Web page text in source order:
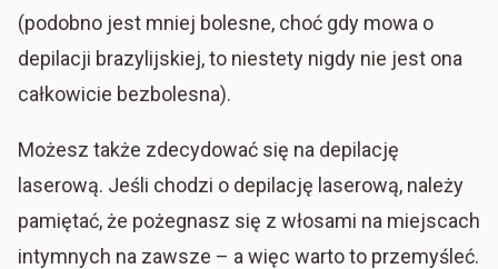
(podobno jest mniej bolesne, choć gdy mowa o
depilacji brazylijskiej, to niestety nigdy nie jest ona
całkowicie bezbolesna).
Możesz także zdecydować się na depilację
laserową. Jeśli chodzi o depilację laserową, należy
pamiętać, że pożegnasz się z włosami na miejscach
intymnych na zawsze – a więc warto to przemyśleć.